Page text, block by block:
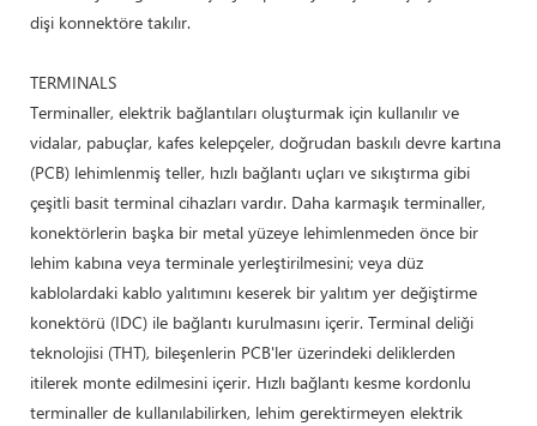
dişi konnektöre takılır.
TERMINALS
Terminaller, elektrik bağlantıları oluşturmak için kullanılır ve
vidalar, pabuçlar, kafes kelepçeler, doğrudan baskılı devre kartına
(PCB) lehimlenmiş teller, hızlı bağlantı uçları ve sıkıştırma gibi
çeşitli basit terminal cihazları vardır. Daha karmaşık terminaller,
konektörlerin başka bir metal yüzeye lehimlenmeden önce bir
lehim kabına veya terminale yerleştirilmesini; veya düz
kablolardaki kablo yalıtımını keserek bir yalıtım yer değiştirme
konektörü (IDC) ile bağlantı kurulmasını içerir. Terminal deliği
teknolojisi (THT), bileşenlerin PCB'ler üzerindeki deliklerden
itilerek monte edilmesini içerir. Hızlı bağlantı kesme kordonlu
terminaller de kullanılabilirken, lehim gerektirmeyen elektrik